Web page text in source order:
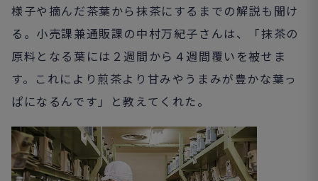
様子や摘んだ茶葉から抹茶にするまでの解説も聞け
る。小売課兼通販課の中村万紀子さんは、「抹茶の
原料となる葉には２週間から４週間覆いを被せま
す。これにより煎茶より甘みやうまみが豊かな葉っ
ぱになるんです」と教えてくれた。